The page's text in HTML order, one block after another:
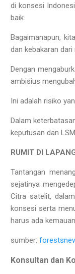
di konsesi
baik.
Bagaimanapun,
dan kebakaran
Dengan
ambisius
Ini adalah risiko
Dalam
keputusan dan
RUMIT DI
Tantangan
sejatinya
Citra satelit,
konsesi serta
harus ada
sumber:
Konsultan dan